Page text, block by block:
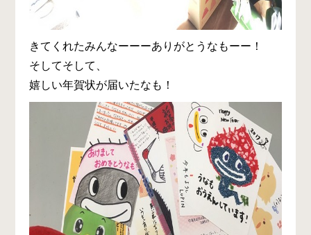
きてくれたみんなーーーありがとうなもーー！
そしてそして、
嬉しい年賀状が届いたなも！